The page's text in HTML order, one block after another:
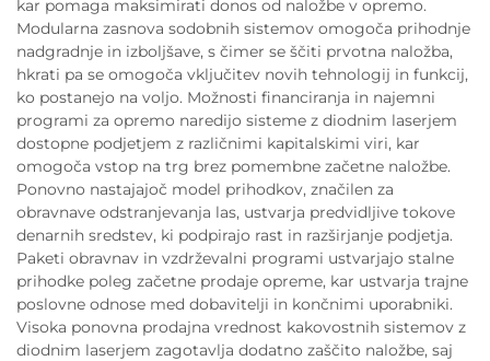
kar pomaga maksimirati donos od naložbe v opremo.
Modularna zasnova sodobnih sistemov omogoča prihodnje
nadgradnje in izboljšave, s čimer se ščiti prvotna naložba,
hkrati pa se omogoča vključitev novih tehnologij in funkcij,
ko postanejo na voljo. Možnosti financiranja in najemni
programi za opremo naredijo sisteme z diodnim laserjem
dostopne podjetjem z različnimi kapitalskimi viri, kar
omogoča vstop na trg brez pomembne začetne naložbe.
Ponovno nastajajoč model prihodkov, značilen za
obravnave odstranjevanja las, ustvarja predvidljive tokove
denarnih sredstev, ki podpirajo rast in razširjanje podjetja.
Paketi obravnav in vzdrževalni programi ustvarjajo stalne
prihodke poleg začetne prodaje opreme, kar ustvarja trajne
poslovne odnose med dobavitelji in končnimi uporabniki.
Visoka ponovna prodajna vrednost kakovostnih sistemov z
diodnim laserjem zagotavlja dodatno zaščito naložbe, saj